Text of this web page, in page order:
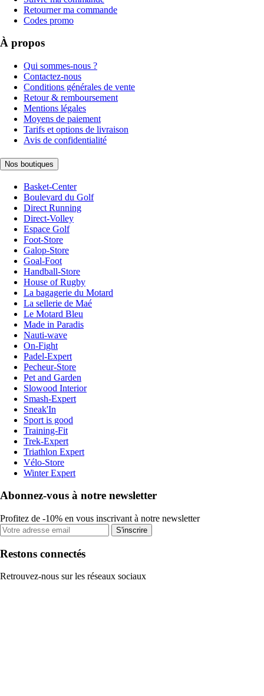
Retourner ma commande
Codes promo
À propos
Qui sommes-nous ?
Contactez-nous
Conditions générales de vente
Retour & remboursement
Mentions légales
Moyens de paiement
Tarifs et options de livraison
Avis de confidentialité
Nos boutiques
Basket-Center
Boulevard du Golf
Direct Running
Direct-Volley
Espace Golf
Foot-Store
Galop-Store
Goal-Foot
Handball-Store
House of Rugby
La bagagerie du Motard
La sellerie de Maé
Le Motard Bleu
Made in Paradis
Nauti-wave
On-Fight
Padel-Expert
Pecheur-Store
Pet and Garden
Slowood Interior
Smash-Expert
Sneak'In
Sport is good
Training-Fit
Trek-Expert
Triathlon Expert
Vélo-Store
Winter Expert
Abonnez-vous à notre newsletter
Profitez de -10% en vous inscrivant à notre newsletter
S'inscrire
Restons connectés
Retrouvez-nous sur les réseaux sociaux